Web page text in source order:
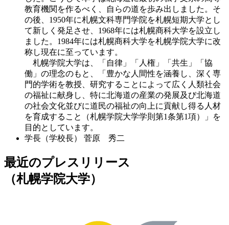
教育機関を作るべく、自らの道を歩み出しました。そ
の後、1950年に札幌文科専門学院を札幌短期大学とし
て新しく発足させ、1968年には札幌商科大学を設立し
ました。1984年には札幌商科大学を札幌学院大学に改
称し現在に至っています。
札幌学院大学は、「自律」「人権」「共生」「協
働」の理念のもと、「豊かな人間性を涵養し、深く専
門的学術を教授、研究することによって広く人類社会
の福祉に献身し、特に北海道の産業の発展及び北海道
の社会文化並びに道民の福祉の向上に貢献し得る人材
を育成すること（札幌学院大学学則第1条第1項）」を
目的としています。
学長（学校長）
菅原 秀二
最近のプレスリリース
（札幌学院大学）